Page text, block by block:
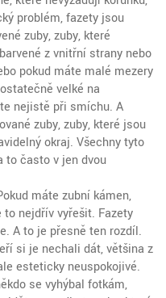
problém, fazety jsou
zuby,zuby, které
z vnitřní strany nebo
pokud máte malé mezery
velké na
nejistě při smíchu. A
zuby,zuby, které jsou
okraj. Všechny tyto
to často v jen dvou
máte zubní kámen,
nejdřív vyřešit. Fazety
A to je přesně ten rozdíl.
si je nechali dát, většina z
esteticky neuspokojivé.
se vyhýbal fotkám,